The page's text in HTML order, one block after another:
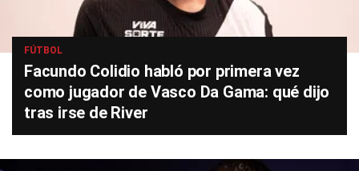
FÚTBOL
Facundo Colidio habló por primera vez
como jugador de Vasco Da Gama: qué dijo
tras irse de River